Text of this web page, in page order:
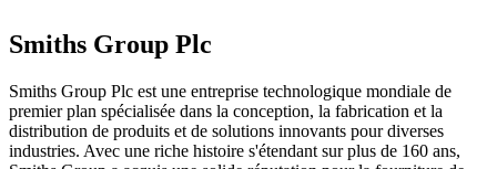
Smiths Group Plc
Smiths Group Plc est une entreprise technologique mondiale de
premier plan spécialisée dans la conception, la fabrication et la
distribution de produits et de solutions innovants pour diverses
industries. Avec une riche histoire s'étendant sur plus de 160 ans,